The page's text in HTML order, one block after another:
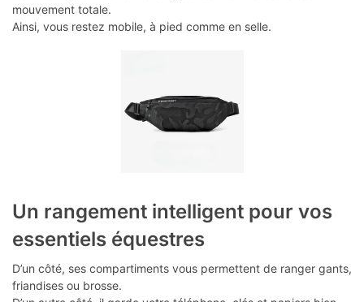
mouvement totale.
Ainsi, vous restez mobile, à pied comme en selle.
Un rangement intelligent pour vos
essentiels équestres
D’un côté, ses compartiments vous permettent de ranger gants,
friandises ou brosse.